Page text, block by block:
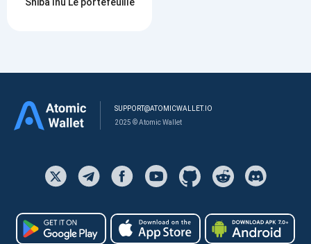
SUPPORT@ATOMICWALLET.IO
2025 © Atomic Wallet